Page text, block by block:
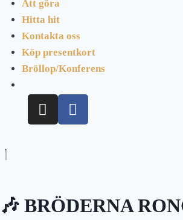
Att göra
Hitta hit
Kontakta oss
Köp presentkort
Bröllop/Konferens
🎶 BRÖDERNA